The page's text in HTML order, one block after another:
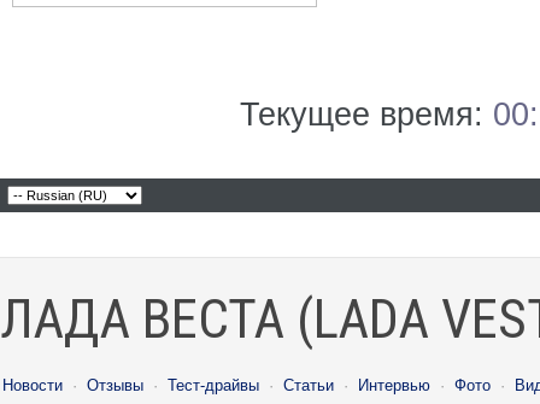
Текущее время:
ЛАДА ВЕСТА (LADA
Новости · Отзывы · Тест-драйвы · Статьи · Интервью · Фото ·